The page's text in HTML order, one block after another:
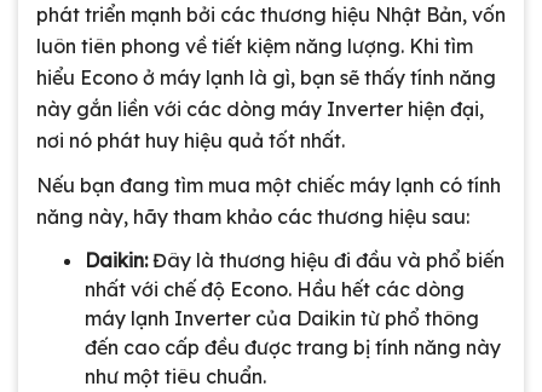
phát triển mạnh bởi các thương hiệu Nhật Bản, vốn
luôn tiên phong về tiết kiệm năng lượng. Khi tìm
hiểu Econo ở máy lạnh là gì, bạn sẽ thấy tính năng
này gắn liền với các dòng máy Inverter hiện đại,
nơi nó phát huy hiệu quả tốt nhất.
Nếu bạn đang tìm mua một chiếc máy lạnh có tính
năng này, hãy tham khảo các thương hiệu sau:
Daikin:Đây là thương hiệu đi đầu và phổ biến
nhất với chế độ Econo. Hầu hết các dòng
máy lạnh Inverter của Daikin từ phổ thông
đến cao cấp đều được trang bị tính năng này
như một tiêu chuẩn.